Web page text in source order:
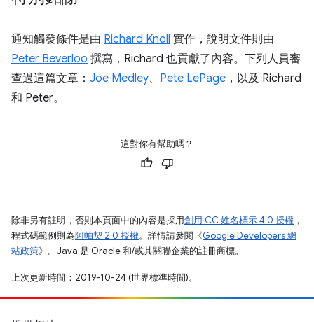
通知觸發條件是由 Richard Knoll 實作，說明文件則由
Peter Beverloo 撰寫，Richard 也貢獻了內容。下列人員審
查過這篇文章： Joe Medley、 Pete LePage ，以及 Richard
和 Peter。
這對你有幫助嗎？
除非另有註明，否則本頁面中的內容是採用創用 CC 姓名標示 4.0 授權 ，
程式碼範例則為阿帕契 2.0 授權。詳情請參閱《Google Developers 網
站政策》。Java 是 Oracle 和/或其關聯企業的註冊商標。
上次更新時間：2019-10-24 (世界標準時間)。